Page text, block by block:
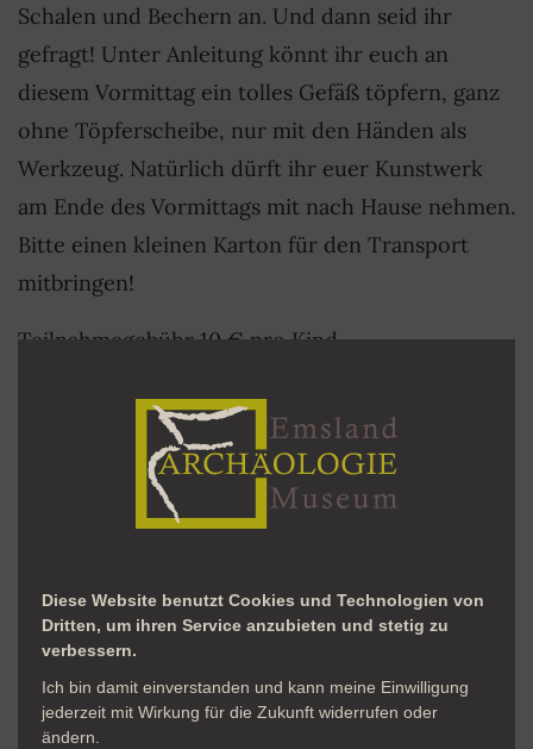
Schalen und Bechern an. Und dann seid ihr
gefragt! Unter Anleitung könnt ihr euch an
diesem Vormittag ein tolles Gefäß töpfern, ganz
ohne Töpferscheibe, nur mit den Händen als
Werkzeug. Natürlich dürft ihr euer Kunstwerk
am Ende des Vormittags mit nach Hause nehmen.
Bitte einen kleinen Karton für den Transport
mitbringen!
Teilnahmegebühr 10 € pro Kind
Bitte über das Anmeldeformular anmelden
Diese Website benutzt Cookies und Technologien von
Dritten, um ihren Service anzubieten und stetig zu
verbessern.
Ich bin damit einverstanden und kann meine Einwilligung
jederzeit mit Wirkung für die Zukunft widerrufen oder
ändern.